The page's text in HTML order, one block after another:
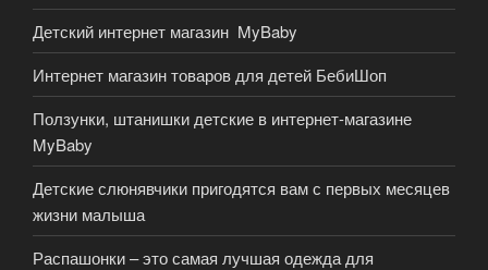
Детский интернет магазин MyBaby
Интернет магазин товаров для детей БебиШоп
Ползунки, штанишки детские в интернет-магазине
MyBaby
Детские слюнявчики пригодятся вам с первых месяцев
жизни малыша
Распашонки – это самая лучшая одежда для